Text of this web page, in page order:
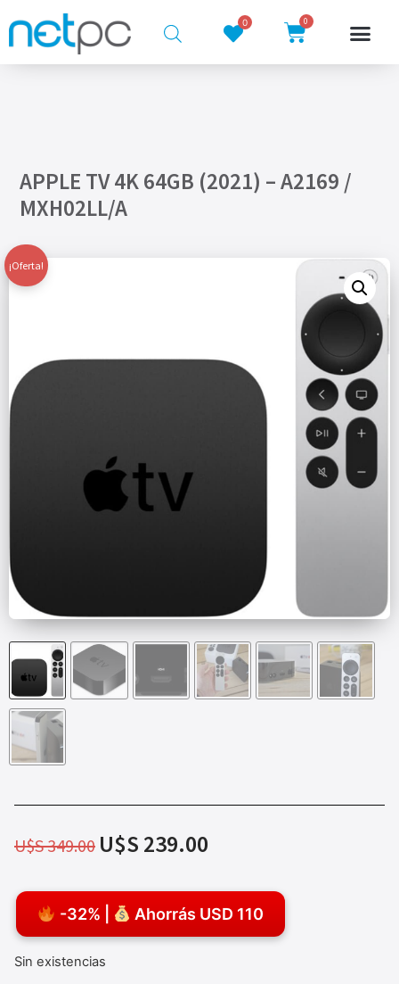
0 0
APPLE TV 4K 64GB (2021) – A2169 /
MXH02LL/A
¡Oferta!
U$S349.00 U$S 239.00
-32% | Ahorrás USD 110
Sin existencias